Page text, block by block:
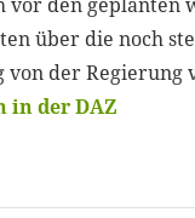
über die noch
der Regierung
in der DAZ